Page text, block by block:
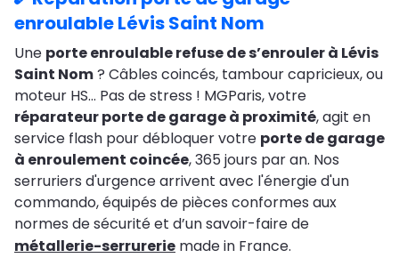
enroulable Lévis Saint Nom
Une porte enroulable refuse de s’enrouler à Lévis
Saint Nom? Câbles coincés, tambour capricieux, ou
moteur HS… Pas de stress ! MGParis, votre
réparateur porte de garage à proximité, agit en
service flash pour débloquer votre porte de garage
à enroulement coincée, 365 jours par an. Nos
serruriers d'urgence arrivent avec l'énergie d'un
commando, équipés de pièces conformes aux
normes de sécurité et d’un savoir-faire de
métallerie-serrurerie made in France.